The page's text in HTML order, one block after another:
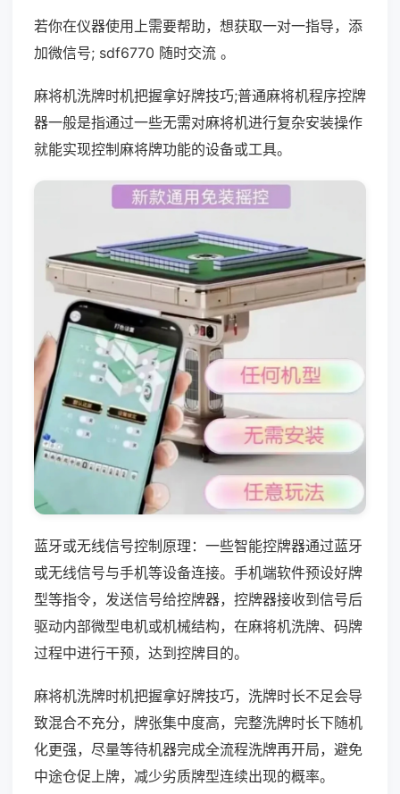
若你在仪器使用上需要帮助，想获取一对一指导，添
加微信号; sdf6770 随时交流 。
麻将机洗牌时机把握拿好牌技巧;普通麻将机程序控牌
器一般是指通过一些无需对麻将机进行复杂安装操作
就能实现控制麻将牌功能的设备或工具。
蓝牙或无线信号控制原理：一些智能控牌器通过蓝牙
或无线信号与手机等设备连接。手机端软件预设好牌
型等指令，发送信号给控牌器，控牌器接收到信号后
驱动内部微型电机或机械结构，在麻将机洗牌、码牌
过程中进行干预，达到控牌目的。
麻将机洗牌时机把握拿好牌技巧，洗牌时长不足会导
致混合不充分，牌张集中度高，完整洗牌时长下随机
化更强，尽量等待机器完成全流程洗牌再开局，避免
中途仓促上牌，减少劣质牌型连续出现的概率。